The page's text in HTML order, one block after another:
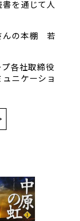
を通じて人
んの本棚 若
各社取締役
ニケーショ